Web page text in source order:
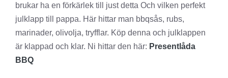
brukar ha en förkärlek till just detta Och vilken perfekt
julklapp till pappa. Här hittar man bbqsås, rubs,
marinader, olivolja, tryfflar. Köp denna och julklappen
är klappad och klar. Ni hittar den här: Presentlåda
BBQ